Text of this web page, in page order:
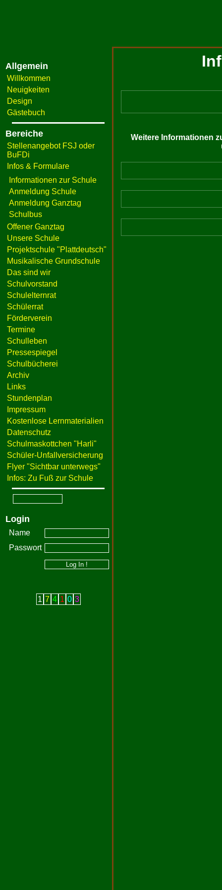
Allgemein
Willkommen
Neuigkeiten
Design
Gästebuch
Bereiche
Stellenangebot FSJ oder
BuFDi
Infos & Formulare
Informationen zur Schule
Anmeldung Schule
Anmeldung Ganztag
Schulbus
Offener Ganztag
Unsere Schule
Projektschule "Plattdeutsch"
Musikalische Grundschule
Das sind wir
Schulvorstand
Schulelternrat
Schülerrat
Förderverein
Termine
Schulleben
Pressespiegel
Schulbücherei
Archiv
Links
Stundenplan
Impressum
Kostenlose Lernmaterialien
Datenschutz
Schulmaskottchen "Harli"
Schüler-Unfallversicherung
Flyer "Sichtbar unterwegs"
Infos: Zu Fuß zur Schule
Login
Name
Passwort
1 7 4 1 0 3
Weitere Informationen